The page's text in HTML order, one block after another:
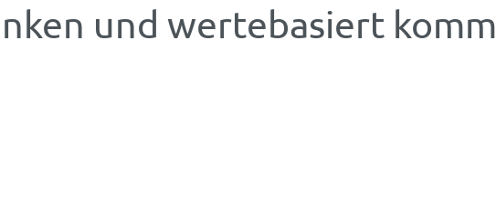
und wertebasiert